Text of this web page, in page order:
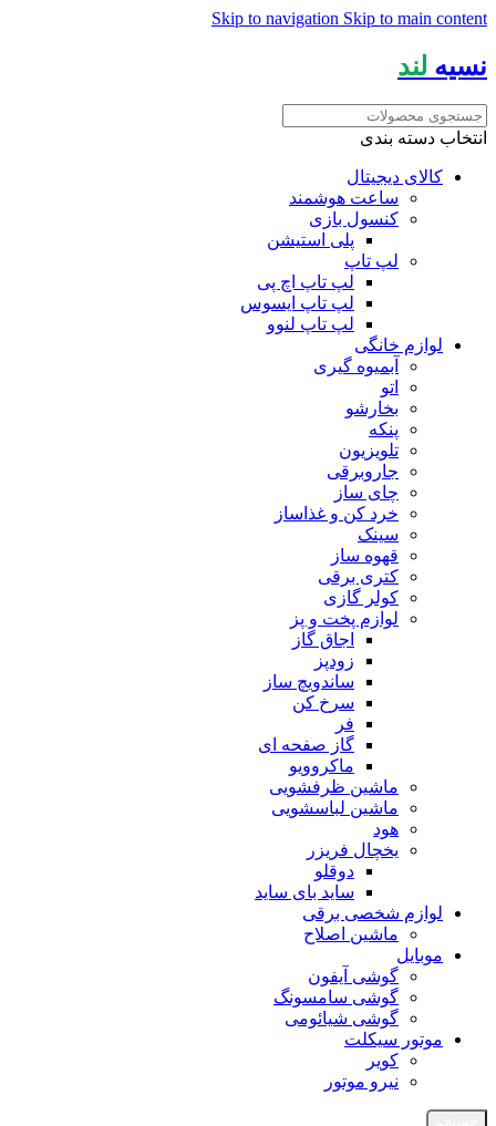
Skip to navigation Skip to main content
نسیه لند
انتخاب دسته بندی
کالای دیجیتال
ساعت هوشمند
کنسول بازی
پلی استیشن
لپ تاپ
لپ تاپ اچ پی
لپ تاپ ایسوس
لپ تاپ لنوو
لوازم خانگی
آبمیوه گیری
اتو
بخارشو
پنکه
تلویزیون
جاروبرقی
چای ساز
خرد کن و غذاساز
سینک
قهوه ساز
کتری برقی
کولر گازی
لوازم پخت و پز
اجاق گاز
زودپز
ساندویچ ساز
سرخ کن
فر
گاز صفحه ای
ماکروویو
ماشین ظرفشویی
ماشین لباسشویی
هود
یخچال فریزر
دوقلو
ساید بای ساید
لوازم شخصی برقی
ماشین اصلاح
موبایل
گوشی آیفون
گوشی سامسونگ
گوشی شیائومی
موتور سیکلت
کویر
نیرو موتور